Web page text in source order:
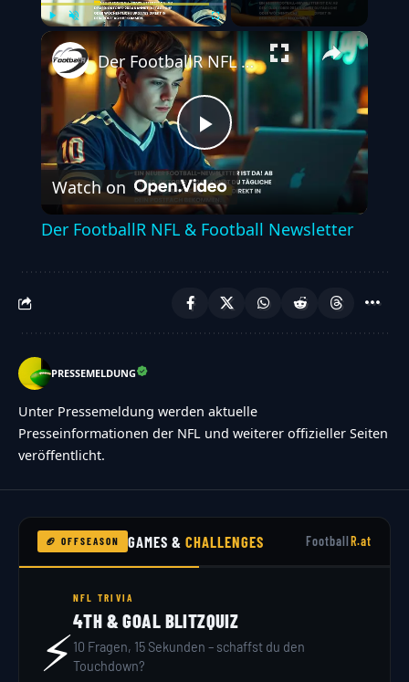
Fullscreen
Play
Video
Der FootballR NFL & Football Newsletter
Watch on
Der FootballR NFL & Football Newsletter
PRESSEMELDUNG
Unter Pressemeldung werden aktuelle
Presseinformationen der NFL und weiterer offizieller Seiten
veröffentlicht.
🏈 OFFSEASON GAMES &CHALLENGES FootballR.at
⚡
NFL TRIVIA
4TH & GOAL BLITZQUIZ
10 Fragen, 15 Sekunden – schaffst du den
Touchdown?